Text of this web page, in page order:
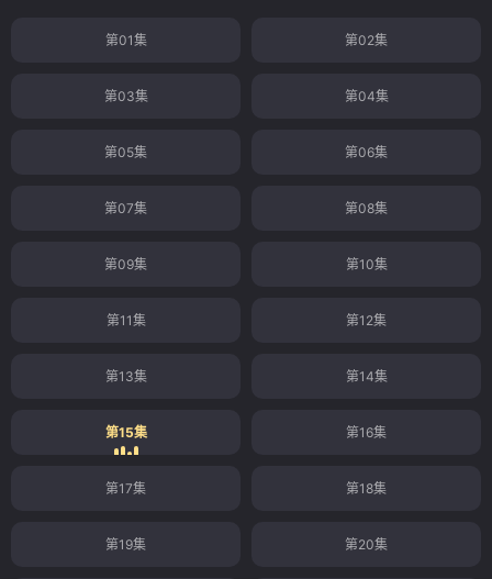
第01集 第02集
第03集 第04集
第05集 第06集
第07集 第08集
第09集 第10集
第11集 第12集
第13集 第14集
第15集 第16集
第17集 第18集
第19集 第20集